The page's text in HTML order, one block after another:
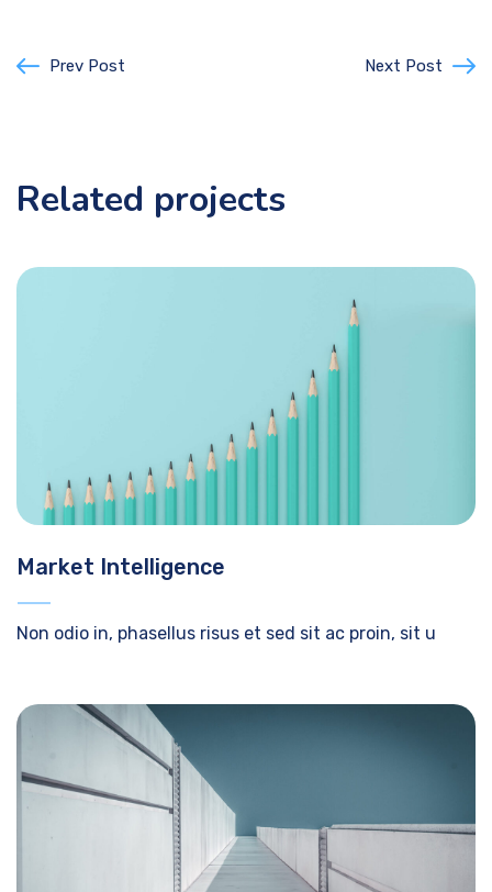
Prev Post Next Post
Related projects
Market Intelligence
Non odio in, phasellus risus et sed sit ac proin, sit u